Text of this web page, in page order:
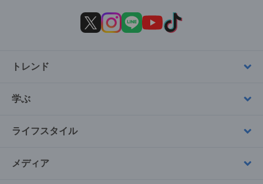
トレンド
学ぶ
ライフスタイル
メディア